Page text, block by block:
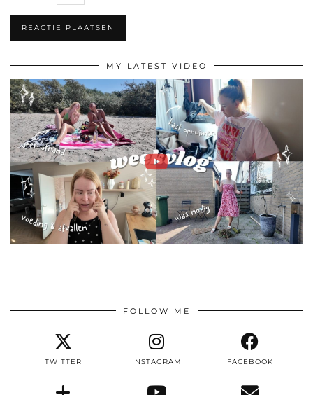
MY LATEST VIDEO
FOLLOW ME
TWITTER INSTAGRAM FACEBOOK